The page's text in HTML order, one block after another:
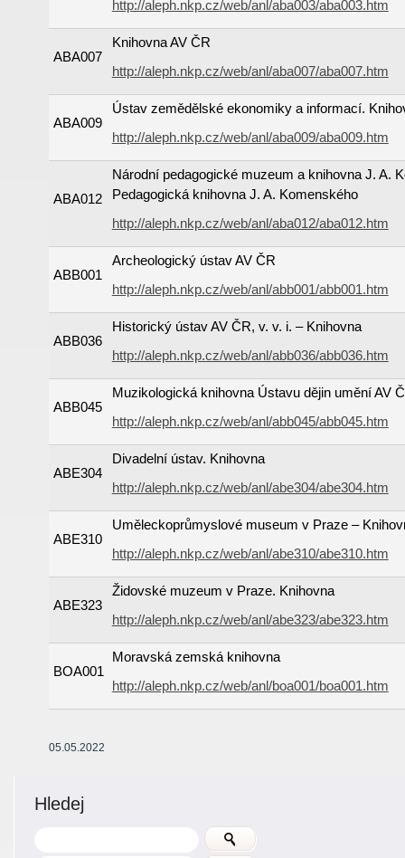
http://aleph.nkp.cz/web/anl/aba003/aba003.htm
ABA007
Knihovna AV ČR
http://aleph.nkp.cz/web/anl/aba007/aba007.htm
ABA009
Ústav zemědělské ekonomiky a informací.
http://aleph.nkp.cz/web/anl/aba009/aba009.htm
ABA012
Národní pedagogické muzeum a knihovna J. A.
Pedagogická knihovna J. A. Komenského
http://aleph.nkp.cz/web/anl/aba012/aba012.htm
ABB001
Archeologický ústav AV ČR
http://aleph.nkp.cz/web/anl/abb001/abb001.htm
ABB036
Historický ústav AV ČR, v. v. i. – Knihovna
http://aleph.nkp.cz/web/anl/abb036/abb036.htm
ABB045
Muzikologická knihovna Ústavu dějin umění AV
http://aleph.nkp.cz/web/anl/abb045/abb045.htm
ABE304
Divadelní ústav. Knihovna
http://aleph.nkp.cz/web/anl/abe304/abe304.htm
ABE310
Uměleckoprůmyslové museum v Praze –
http://aleph.nkp.cz/web/anl/abe310/abe310.htm
ABE323
Židovské muzeum v Praze. Knihovna
http://aleph.nkp.cz/web/anl/abe323/abe323.htm
BOA001
Moravská zemská knihovna
http://aleph.nkp.cz/web/anl/boa001/boa001.htm
05.05.2022
Hledej